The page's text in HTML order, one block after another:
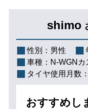
shimo
性別： 男性
車種： N-WGNカ
タイヤ使用月数：
おすすめし